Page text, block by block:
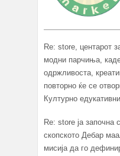
Re: store, центарот
модни парчиња,
одржливоста,
повторно ќе се
Културно
Re: store ја започна
скопското Дебар
мисија да го